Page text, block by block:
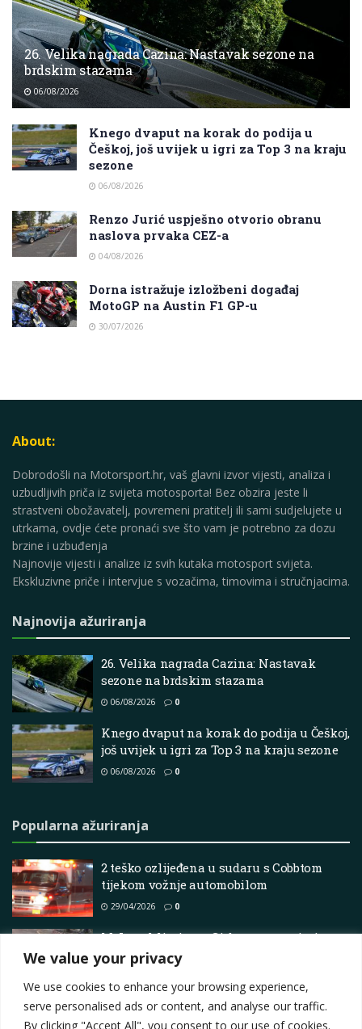
We value your privacy
We use cookies to enhance your browsing experience,
serve personalised ads or content, and analyse our traffic.
By clicking "Accept All", you consent to our use of cookies.
26. Velika nagrada Cazina: Nastavak sezone na
brdskim stazama
06/08/2026
Knego dvaput na korak do podija u
Češkoj, još uvijek u igri za Top 3 na kraju
sezone
06/08/2026
Renzo Jurić uspješno otvorio obranu
naslova prvaka CEZ-a
04/08/2026
Dorna istražuje izložbeni događaj
MotoGP na Austin F1 GP-u
30/07/2026
About:
Dobrodošli na Motorsport.hr, vaš glavni izvor vijesti, analiza i
uzbudljivih priča iz svijeta motosporta! Bez obzira jeste li
strastveni obožavatelj, povremeni pratitelj ili sami sudjelujete u
utrkama, ovdje ćete pronaći sve što vam je potrebno za dozu
brzine i uzbuđenja
Najnovije vijesti i analize iz svih kutaka motosport svijeta.
Ekskluzivne priče i intervjue s vozačima, timovima i stručnjacima.
Najnovija ažuriranja
26. Velika nagrada Cazina: Nastavak
sezone na brdskim stazama
06/08/2026 0
Knego dvaput na korak do podija u Češkoj,
još uvijek u igri za Top 3 na kraju sezone
06/08/2026 0
Popularna ažuriranja
2 teško ozlijeđena u sudaru s Cobbtom
tijekom vožnje automobilom
29/04/2026 0
McLaughlin i van Gisbergen treniraju
Cindrica kroz debi Supercarsa